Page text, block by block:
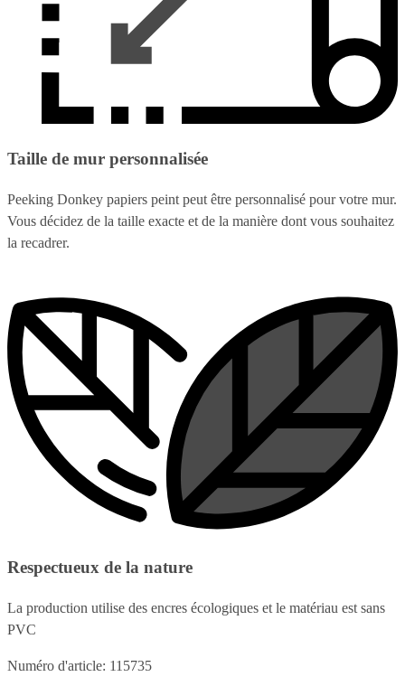
Taille de mur personnalisée
Peeking Donkey papiers peint peut être personnalisé pour votre mur.
Vous décidez de la taille exacte et de la manière dont vous souhaitez
la recadrer.
Respectueux de la nature
La production utilise des encres écologiques et le matériau est sans
PVC
Numéro d'article: 115735